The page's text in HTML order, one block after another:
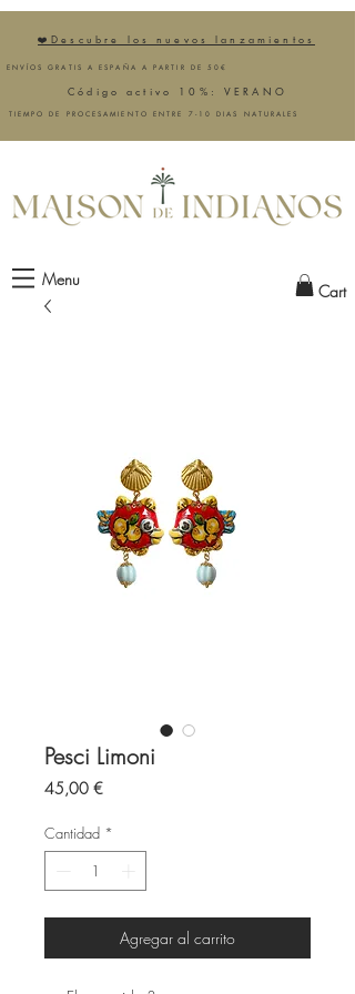
❤️Descubre los nuevos lanzamientos
ENVÍOS GRATIS A ESPAÑA A PARTIR DE 50€
Código activo 10%: VERANO
TIEMPO DE PROCESAMIENTO ENTRE 7-10 DIAS NATURALES
Menu
Cart
Pesci Limoni
45,00 €Precio
Cantidad *
Agregar al carrito